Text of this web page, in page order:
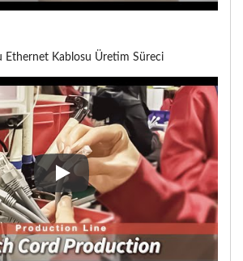
Ethernet Kablosu Üretim Süreci
RJ45 Yama Kablosu Ethernet